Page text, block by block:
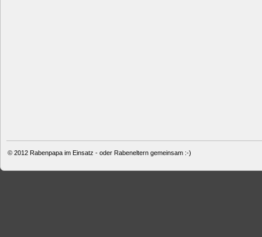
© 2012 Rabenpapa im Einsatz - oder Rabeneltern gemeinsam :-)